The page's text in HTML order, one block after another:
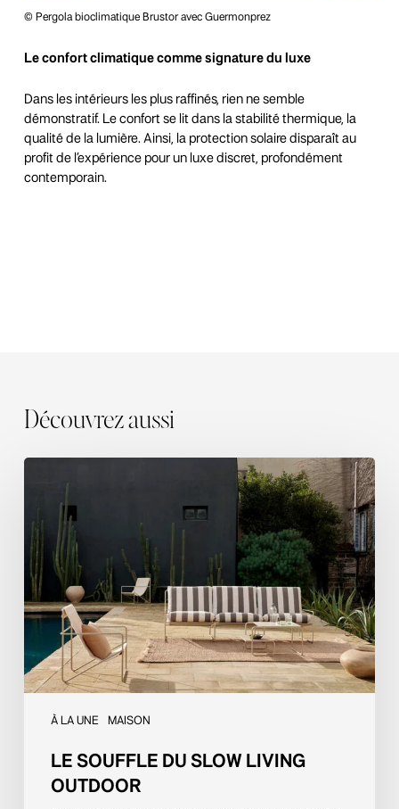
© Pergola bioclimatique Brustor avec Guermonprez
Le confort climatique comme signature du luxe
Dans les intérieurs les plus raffinés, rien ne semble
démonstratif. Le confort se lit dans la stabilité thermique, la
qualité de la lumière. Ainsi, la protection solaire disparaît au
profit de l’expérience pour un luxe discret, profondément
contemporain.
Découvrez aussi
À LA UNE MAISON
slow
living
outdoor
LE SOUFFLE DU SLOW LIVING
OUTDOOR